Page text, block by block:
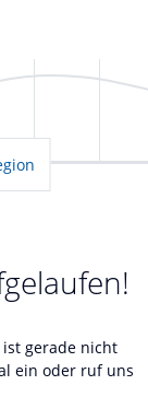
gerade nicht
ein oder ruf uns